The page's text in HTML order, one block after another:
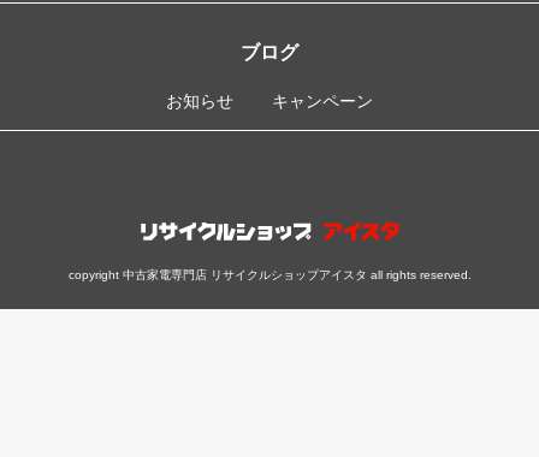
ブログ
お知らせ キャンペーン
copyright 中古家電専門店 リサイクルショップアイスタ all rights reserved.